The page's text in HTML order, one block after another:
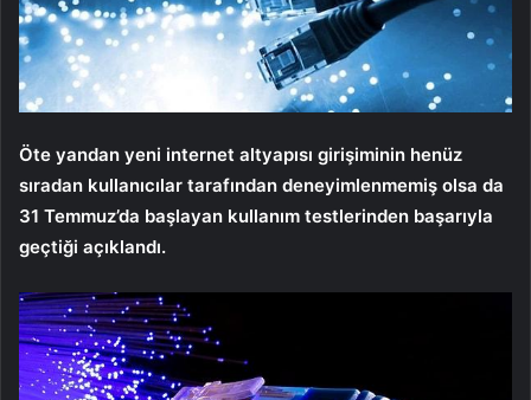
Öte yandan yeni internet altyapısı girişiminin henüz
sıradan kullanıcılar tarafından deneyimlenmemiş olsa da
31 Temmuz’da başlayan kullanım testlerinden başarıyla
geçtiği açıklandı.